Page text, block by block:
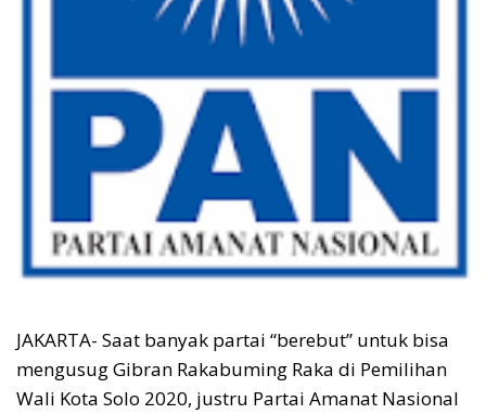
JAKARTA- Saat banyak partai “berebut” untuk bisa
mengusug Gibran Rakabuming Raka di Pemilihan
Wali Kota Solo 2020, justru Partai Amanat Nasional